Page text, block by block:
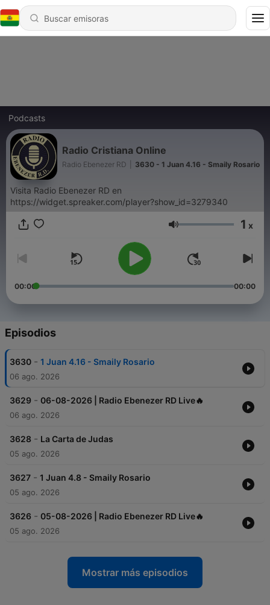
Podcasts
Radio Cristiana Online
Radio Ebenezer RD 3630 - 1 Juan 4.16 - Smaily Rosario
Visita Radio Ebenezer RD en
https://widget.spreaker.com/player?show_id=3279340
Volumen 1 x
00:00 00:00
Episodios
3630 - 1 Juan 4.16 - Smaily Rosario
06 ago. 2026
3629 - 06-08-2026 | Radio Ebenezer RD Live🔥
06 ago. 2026
3628 - La Carta de Judas
05 ago. 2026
3627 - 1 Juan 4.8 - Smaily Rosario
05 ago. 2026
3626 - 05-08-2026 | Radio Ebenezer RD Live🔥
05 ago. 2026
Mostrar más episodios